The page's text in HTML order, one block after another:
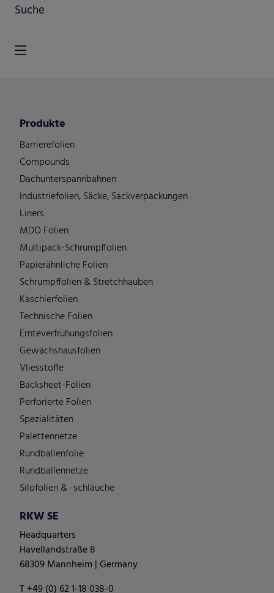
Suche
Produkte
Barrierefolien
Compounds
Dachunterspannbahnen
Industriefolien, Säcke, Sackverpackungen
Liners
MDO Folien
Multipack-Schrumpffolien
Papierähnliche Folien
Schrumpffolien & Stretchhauben
Kaschierfolien
Technische Folien
Ernteverfrühungsfolien
Gewächshausfolien
Vliesstoffe
Backsheet-Folien
Perforierte Folien
Spezialitäten
Palettennetze
Rundballenfolie
Rundballennetze
Silofolien & -schläuche
RKW SE
Headquarters
Havellandstraße 8
68309 Mannheim | Germany
T +49 (0) 62 1-18 038-0